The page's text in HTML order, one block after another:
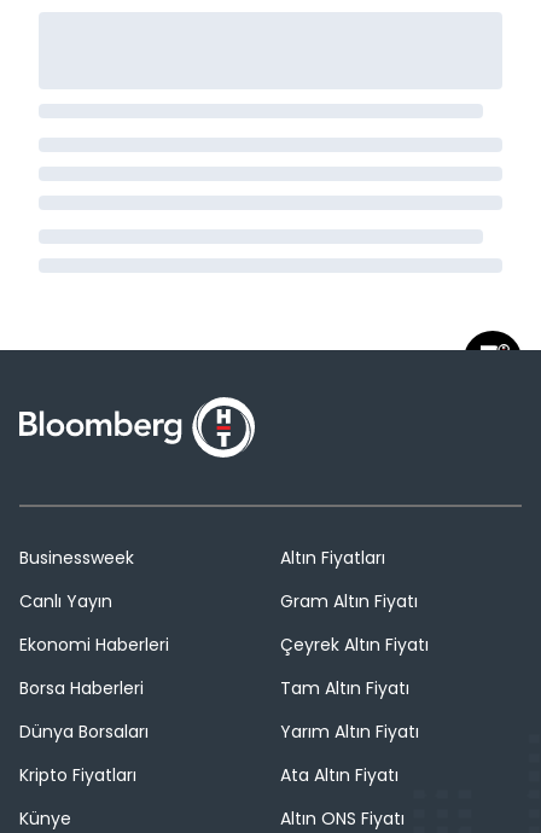
Businessweek
Canlı Yayın
Ekonomi Haberleri
Borsa Haberleri
Dünya Borsaları
Kripto Fiyatları
Künye
Altın Fiyatları
Gram Altın Fiyatı
Çeyrek Altın Fiyatı
Tam Altın Fiyatı
Yarım Altın Fiyatı
Ata Altın Fiyatı
Altın ONS Fiyatı